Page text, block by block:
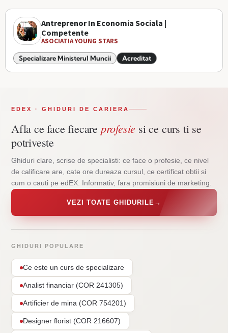
Antreprenor In Economia Sociala |
Competente
ASOCIATIA YOUNG STARS
Specializare Ministerul Muncii Acreditat
EDEX · GHIDURI DE CARIERA
Afla ce face fiecare profesie si ce curs ti se
potriveste
Ghiduri clare, scrise de specialisti: ce face o profesie, ce nivel
de calificare are, cate ore dureaza cursul, ce certificat obtii si
cum o cauti pe edEX. Informativ, fara promisiuni de marketing.
VEZI TOATE GHIDURILE →
GHIDURI POPULARE
Ce este un curs de specializare
Analist financiar (COR 241305)
Artificier de mina (COR 754201)
Designer florist (COR 216607)